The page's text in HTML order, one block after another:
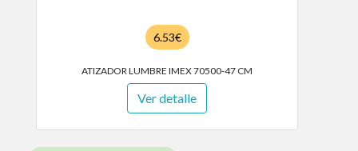
6.53€
ATIZADOR LUMBRE IMEX 70500-47 CM
Ver detalle